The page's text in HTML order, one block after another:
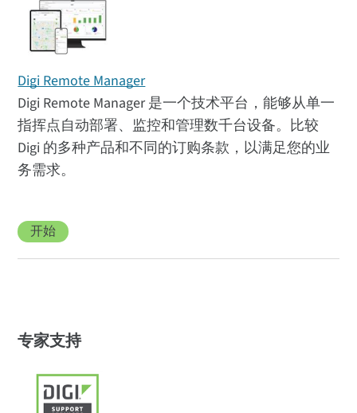
Digi Remote Manager
Digi Remote Manager 是一个技术平台，能够从单一
指挥点自动部署、监控和管理数千台设备。比较
Digi 的多种产品和不同的订购条款，以满足您的业
务需求。
开始
专家支持